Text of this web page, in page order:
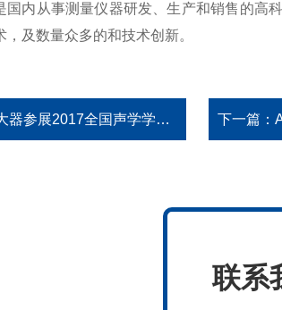
内从事测量仪器研发、生产和销售的高
及数量众多的和技术创新。
展2017全国声学学术会议 下一篇：
联系